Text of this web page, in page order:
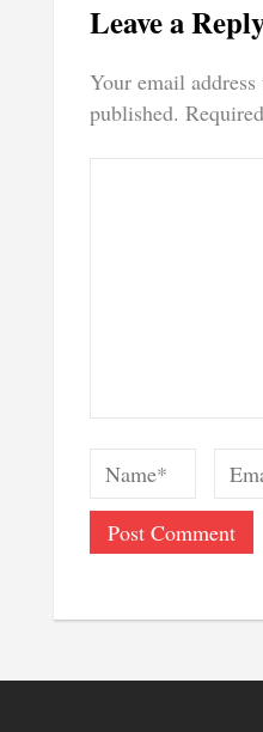
Leave a
Your email
published.